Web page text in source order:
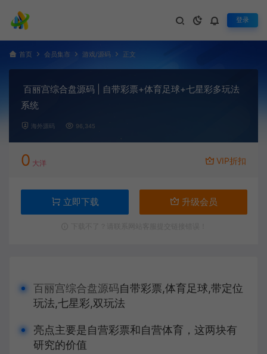
登录
首页 会员集市 游戏/源码 正文
百丽宫综合盘源码 | 自带彩票+体育足球+七星彩多玩法
系统
海外源码 96,345
0 大洋 VIP折扣
立即下载 升级会员
百丽宫综合盘源码自带彩票,体育足球,带定位
玩法,七星彩,双玩法
亮点主要是自营彩票和自营体育，这两块有
研究的价值